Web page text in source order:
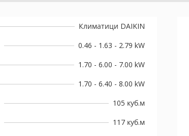
Климатици DAIKIN
0.46 - 1.63 - 2.79 kW
1.70 - 6.00 - 7.00 kW
1.70 - 6.40 - 8.00 kW
105 куб.м
117 куб.м